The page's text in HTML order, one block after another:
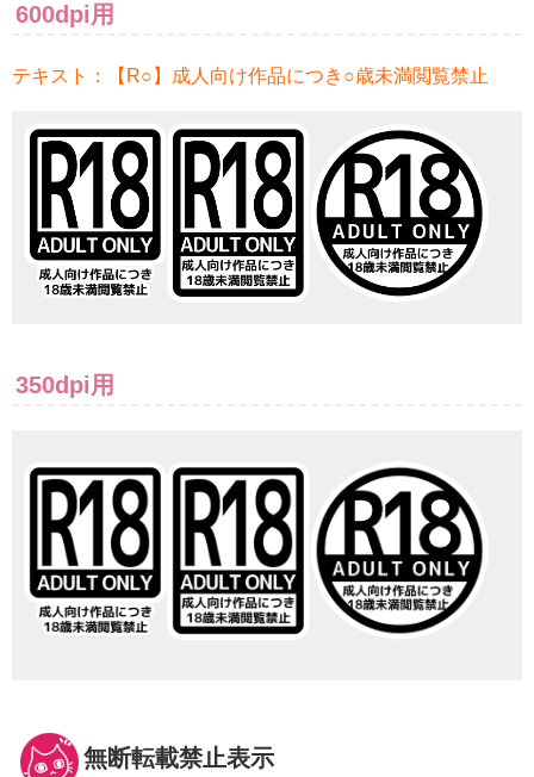
600dpi用
テキスト：【R○】成人向け作品につき○歳未満閲覧禁止
350dpi用
無断転載禁止表示